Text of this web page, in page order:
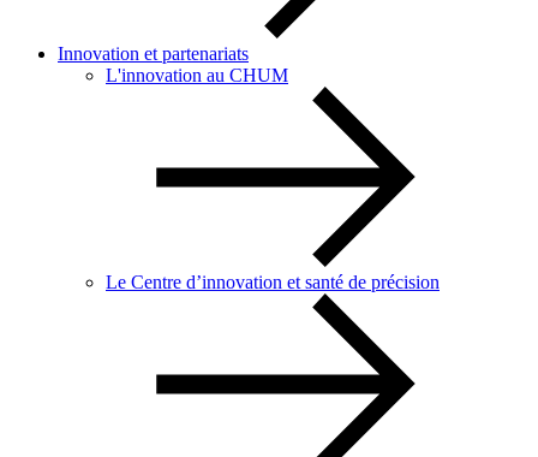
Innovation et partenariats
L'innovation au CHUM
Le Centre d’innovation et santé de précision